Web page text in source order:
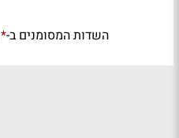
השדות המסומנים ב-*